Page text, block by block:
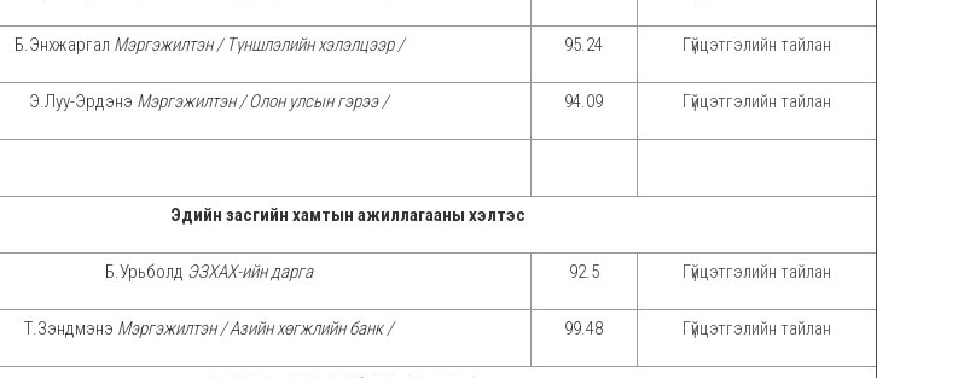
Б.Энхжаргал Мэргэжилтэн / Түншлэлийн хэлэлцээр / 95.24 Гүйцэтгэлийн тайлан
Э.Луу-Эрдэнэ Мэргэжилтэн / Олон улсын гэрээ / 94.09 Гүйцэтгэлийн тайлан
Эдийн засгийн хамтын ажиллагааны хэлтэс
Б.Урьболд ЭЗХАХ-ийн дарга 92.5 Гүйцэтгэлийн тайлан
Т.Зэндмэнэ Мэргэжилтэн / Азийн хөгжлийн банк / 99.48 Гүйцэтгэлийн тайлан